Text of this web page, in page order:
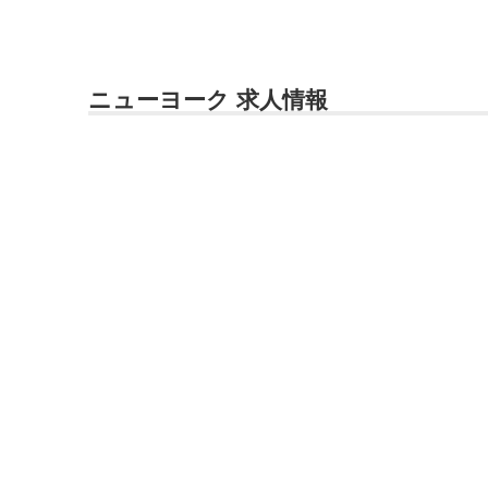
ニューヨーク 求人情報